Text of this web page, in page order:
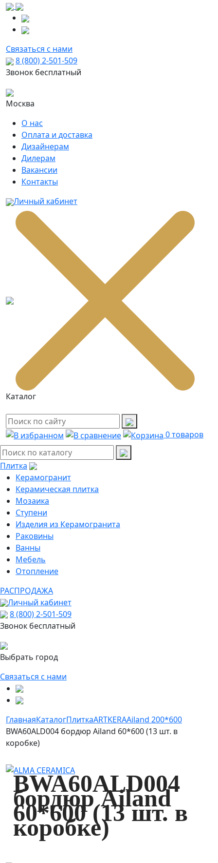
Связаться с нами
8 (800) 2-501-509
Звонок бесплатный
Москва
О нас
Оплата и доставка
Дизайнерам
Дилерам
Вакансии
Контакты
Личный кабинет
Каталог
0товаров
Плитка
Керамогранит
Керамическая плитка
Мозаика
Ступени
Изделия из Керамогранита
Раковины
Ванны
Мебель
Отопление
РАСПРОДАЖА
Личный кабинет
8 (800) 2-501-509
Звонок бесплатный
Выбрать город
Связаться с нами
ГлавнаяКаталогПлиткаARTKERAAiland 200*600
BWA60ALD004 бордюр Ailand 60*600 (13 шт. в
коробке)
BWA60ALD004
бордюр Ailand
60*600 (13 шт. в
коробке)